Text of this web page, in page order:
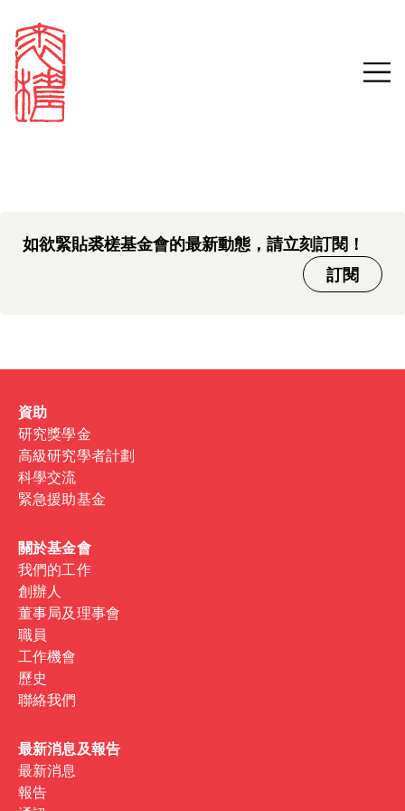
Sign in
Email
Search our stories,
awards, events and
中文版本頁面即將推出，敬請
期待。
如欲緊貼裘槎基金會的最新動態，請立刻訂閱！
訂閱
資助
研究獎學金
高級研究學者計劃
科學交流
緊急援助基金
關於基金會
我們的工作
創辦人
董事局及理事會
職員
工作機會
歷史
聯絡我們
最新消息及報告
最新消息
報告